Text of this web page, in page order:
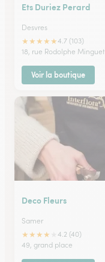
Ets Duriez Perard
Desvres
★★★★★4.7 (103)
18, rue Rodolphe Minguet
Voir la boutique
Deco Fleurs
Samer
★★★★
4.2 (40)
49, grand place